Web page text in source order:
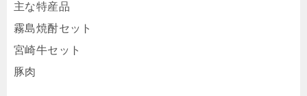
主な特産品
霧島焼酎セット
宮崎牛セット
豚肉